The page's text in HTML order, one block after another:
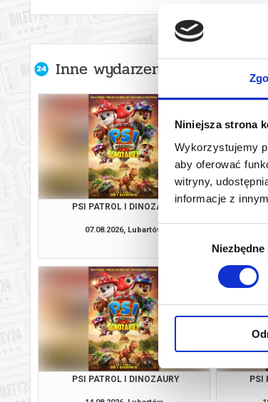
Niniejsza strona
Wykorzystujemy
aby oferować
witryny,
informacje z
Wybór
Niezbędne
Inne wydarzenia organizatora
PSI PATROL I DINOZAURY
07.08.2026, Lubartów
PSI
PSI PATROL I DINOZAURY PSI